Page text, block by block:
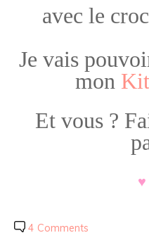
avec le
Je vais
mon
Et vous ?
4 Comments